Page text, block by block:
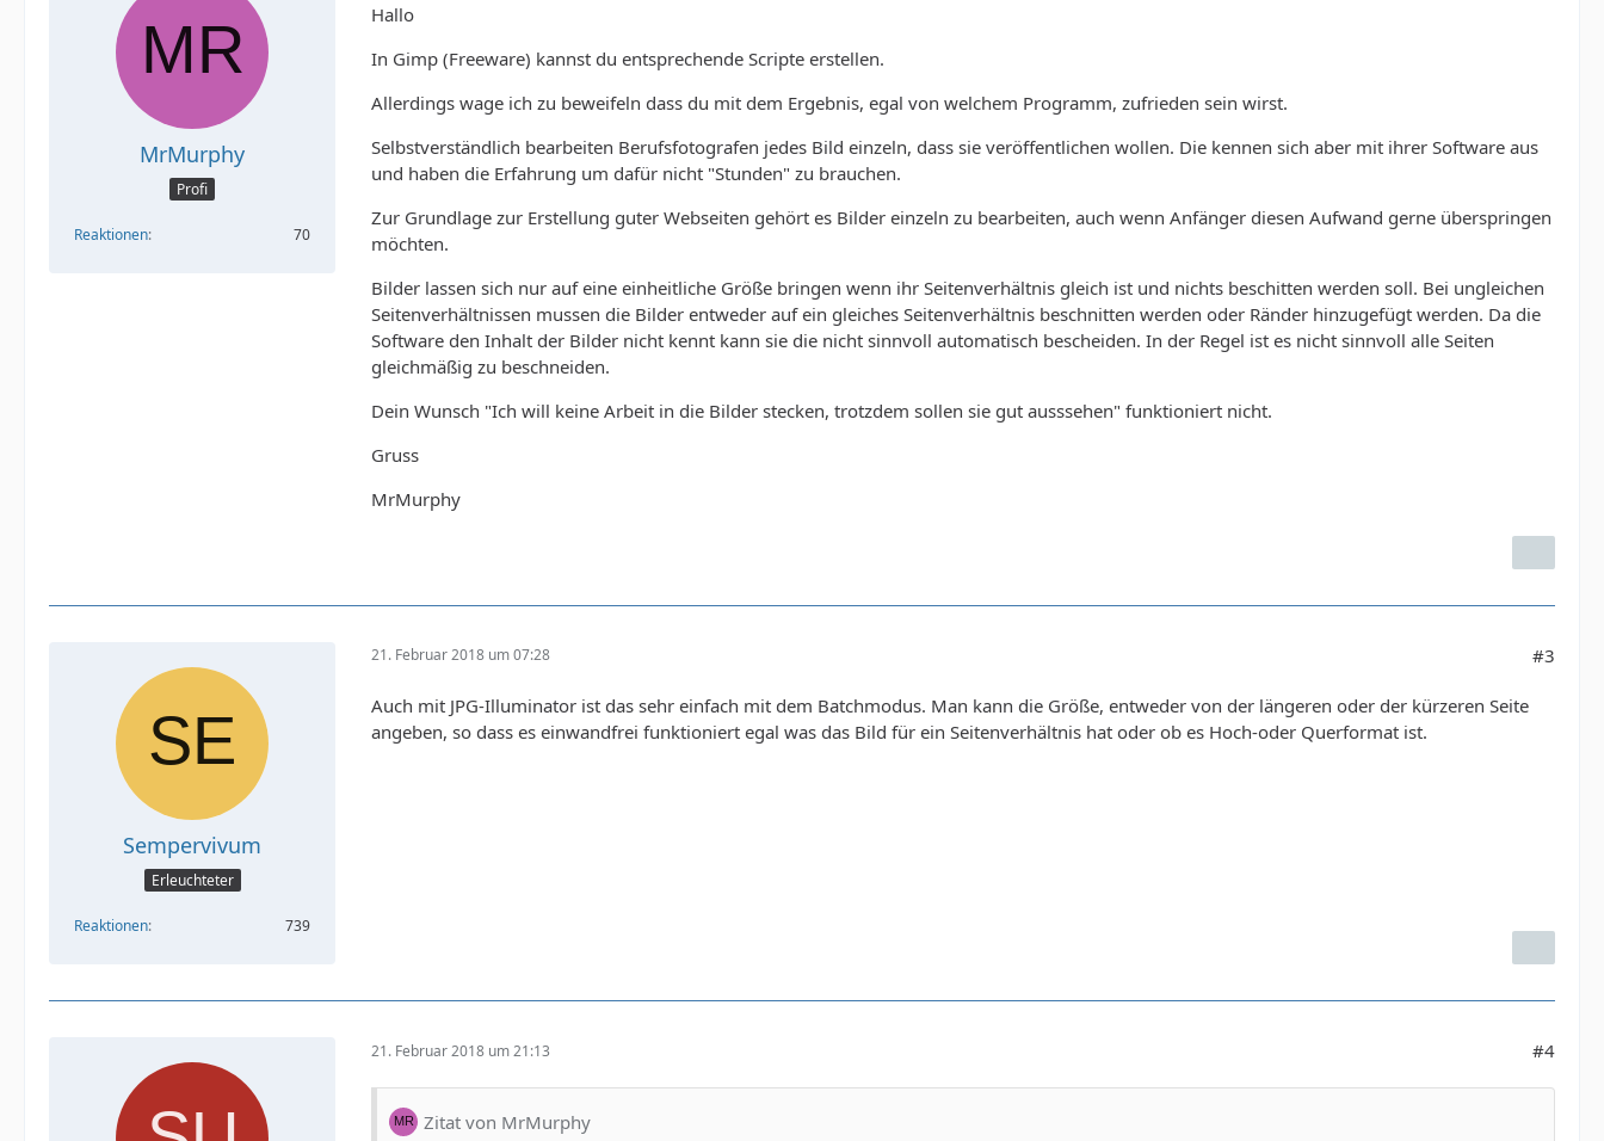
MrMurphy
Profi
Reaktionen 70
Hallo
In Gimp (Freeware) kannst du entsprechende Scripte erstellen.
Allerdings wage ich zu beweifeln dass du mit dem Ergebnis, egal von welchem Programm, zufrieden sein wirst.
Selbstverständlich bearbeiten Berufsfotografen jedes Bild einzeln, dass sie veröffentlichen wollen. Die kennen sich aber mit ihrer Software aus
und haben die Erfahrung um dafür nicht "Stunden" zu brauchen.
Zur Grundlage zur Erstellung guter Webseiten gehört es Bilder einzeln zu bearbeiten, auch wenn Anfänger diesen Aufwand gerne überspringen
möchten.
Bilder lassen sich nur auf eine einheitliche Größe bringen wenn ihr Seitenverhältnis gleich ist und nichts beschitten werden soll. Bei ungleichen
Seitenverhältnissen mussen die Bilder entweder auf ein gleiches Seitenverhältnis beschnitten werden oder Ränder hinzugefügt werden. Da die
Software den Inhalt der Bilder nicht kennt kann sie die nicht sinnvoll automatisch bescheiden. In der Regel ist es nicht sinnvoll alle Seiten
gleichmäßig zu beschneiden.
Dein Wunsch "Ich will keine Arbeit in die Bilder stecken, trotzdem sollen sie gut ausssehen" funktioniert nicht.
Gruss
MrMurphy
Sempervivum
Erleuchteter
Reaktionen 739
21. Februar 2018 um 07:28 #3
Auch mit JPG-Illuminator ist das sehr einfach mit dem Batchmodus. Man kann die Größe, entweder von der längeren oder der kürzeren Seite
angeben, so dass es einwandfrei funktioniert egal was das Bild für ein Seitenverhältnis hat oder ob es Hoch-oder Querformat ist.
21. Februar 2018 um 21:13 #4
Zitat von MrMurphy